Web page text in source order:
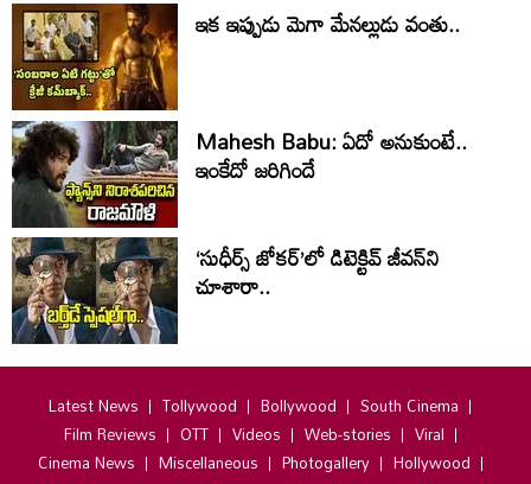
ఇక ఇప్పుడు మెగా మేనల్లుడు వంతు..
Mahesh Babu: ఏదో అనుకుంటే..
ఇంకేదో జరిగిందే
‘సుధీర్స్ జోకర్’లో డిటెక్టివ్ జీవన్‌ని
చూశారా..
Latest News Tollywood Bollywood
South Cinema
Film Reviews
OTT Videos Web-stories
Viral
Cinema News
Miscellaneous Photogallery
Hollywood